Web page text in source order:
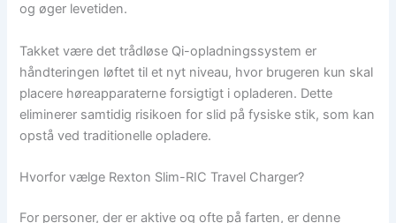
og øger levetiden.
Takket være det trådløse Qi-opladningssystem er
håndteringen løftet til et nyt niveau, hvor brugeren kun skal
placere høreapparaterne forsigtigt i opladeren. Dette
eliminerer samtidig risikoen for slid på fysiske stik, som kan
opstå ved traditionelle opladere.
Hvorfor vælge Rexton Slim-RIC Travel Charger?
For personer, der er aktive og ofte på farten, er denne